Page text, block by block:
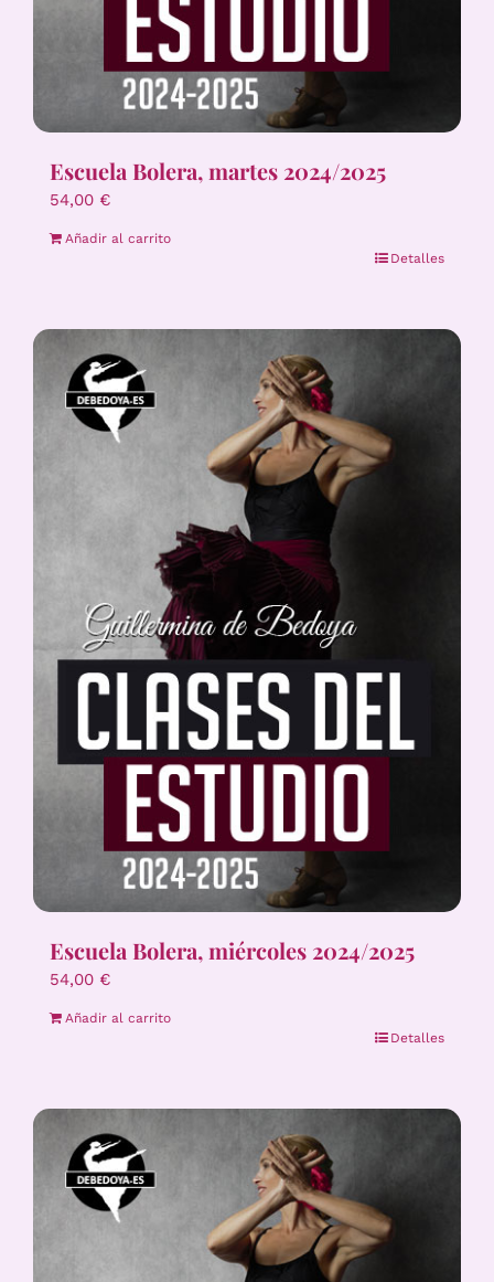
Escuela Bolera, martes 2024/2025
54,00 €
Añadir al carrito
Detalles
Escuela Bolera, miércoles 2024/2025
54,00 €
Añadir al carrito
Detalles